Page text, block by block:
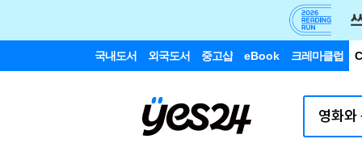
국내도서 외국도서 중고샵 eBook 크레마클럽